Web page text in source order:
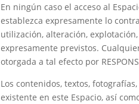
En ningún caso el acceso al
establezca expresamente lo
utilización, alteración,
expresamente previstos.
otorgada a tal efecto por
Los contenidos, textos,
existente en este Espacio, así